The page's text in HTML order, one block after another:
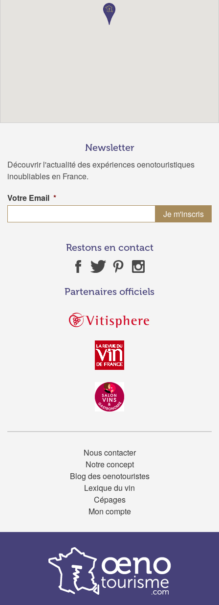
Newsletter
Découvrir l'actualité des expériences oenotouristiques
inoubliables en France.
Votre Email *
Restons en contact
Partenaires officiels
Nous contacter
Notre concept
Blog des oenotouristes
Lexique du vin
Cépages
Mon compte